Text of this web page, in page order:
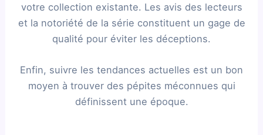
votre collection existante. Les avis des lecteurs
et la notoriété de la série constituent un gage de
qualité pour éviter les déceptions.
Enfin, suivre les tendances actuelles est un bon
moyen à trouver des pépites méconnues qui
définissent une époque.